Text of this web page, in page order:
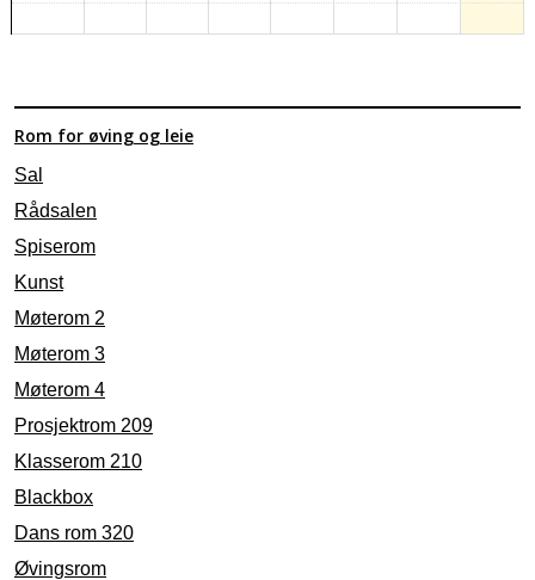
Rom for øving og leie
Sal
Rådsalen
Spiserom
Kunst
Møterom 2
Møterom 3
Møterom 4
Prosjektrom 209
Klasserom 210
Blackbox
Dans rom 320
Øvingsrom